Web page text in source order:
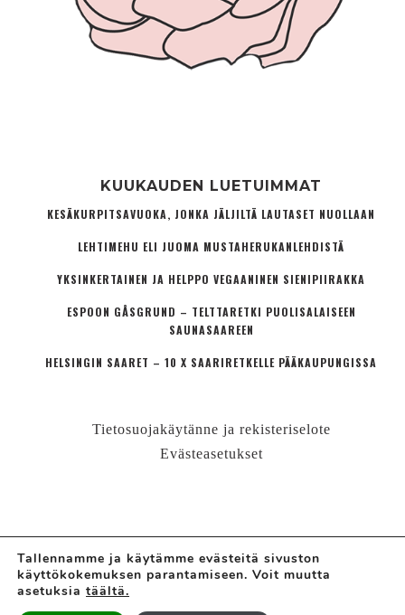
KUUKAUDEN LUETUIMMAT
KESÄKURPITSAVUOKA, JONKA JÄLJILTÄ LAUTASET NUOLLAAN
LEHTIMEHU ELI JUOMA MUSTAHERUKANLEHDISTÄ
YKSINKERTAINEN JA HELPPO VEGAANINEN SIENIPIIRAKKA
ESPOON GÅSGRUND – TELTTARETKI PUOLISALAISEEN
SAUNASAAREEN
HELSINGIN SAARET – 10 X SAARIRETKELLE PÄÄKAUPUNGISSA
Tietosuojakäytänne ja rekisteriselote
Evästeasetukset
© LÄHIÖMUTSI | HANNE VALTARI
Tallennamme ja käytämme evästeitä sivuston
käyttökokemuksen parantamiseen. Voit muutta
asetuksia täältä.